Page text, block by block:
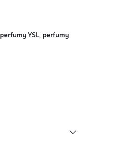
perfumy YSL, perfumy